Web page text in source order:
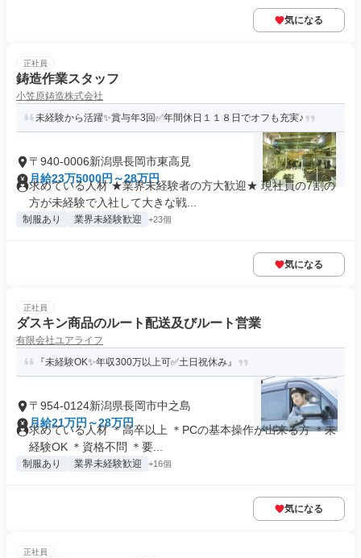
気になる
正社員
鋳造作業スタッフ
小笠原鋳造株式会社
未経験から活躍✨賞与年3回✅年間休日１１８日でオフも充実♪
〒940-0006新潟県長岡市東高見
月給23万5000円～28万円
求めている人材 ★業界未経験者の方大歓迎★ 現社員の7割の
方が未経験で入社して大きな戦...
制服あり 業界未経験歓迎 +23個
気になる
正社員
ダスキン商品のルート配送及びルート営業
有限会社ユアライフ
『未経験OK✨年収300万以上可✅土日祝休み』
〒954-0124新潟県長岡市中之島
月給21万円～28万円
求めている人材 ＊高卒以上 ＊PCの基本操作が出来る方 ＊未
経験OK ＊資格不問 ＊要...
制服あり 業界未経験歓迎 +16個
気になる
正社員